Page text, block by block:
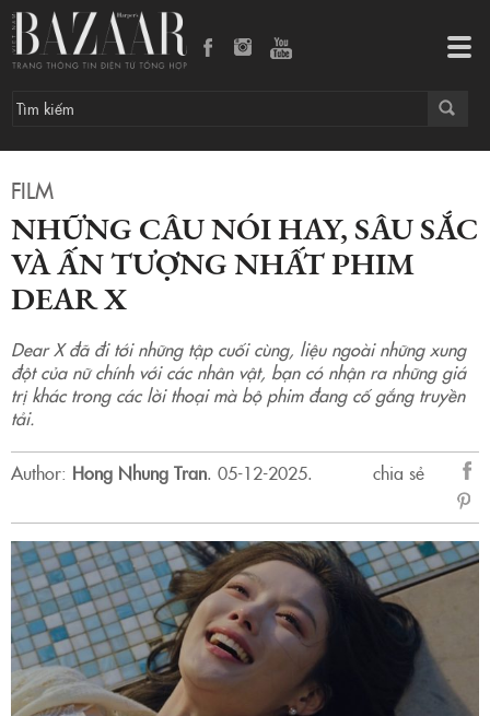
FILM
NHỮNG CÂU NÓI HAY, SÂU SẮC
VÀ ẤN TƯỢNG NHẤT PHIM
DEAR X
Dear X đã đi tới những tập cuối cùng, liệu ngoài những xung
đột của nữ chính với các nhân vật, bạn có nhận ra những giá
trị khác trong các lời thoại mà bộ phim đang cố gắng truyền
tải.
Author: Hong Nhung Tran. 05-12-2025.
chia sẻ
sẻ